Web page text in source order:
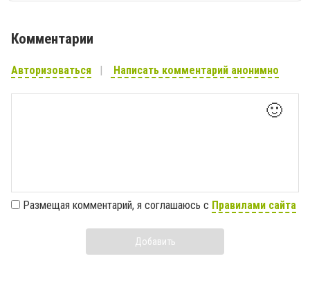
Комментарии
Авторизоваться Написать комментарий анонимно
🙂
Размещая комментарий, я соглашаюсь с Правилами сайта
Добавить